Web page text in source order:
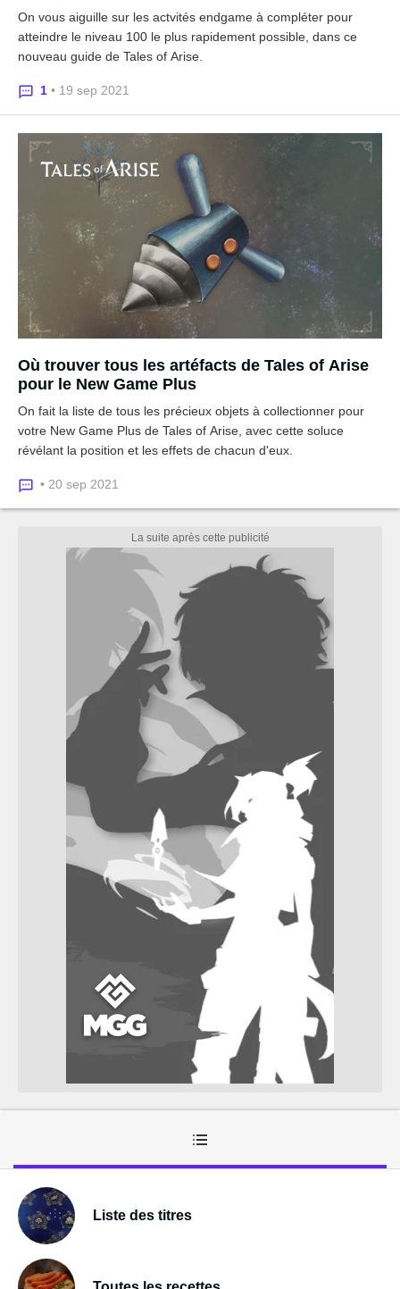
On vous aiguille sur les actvités endgame à compléter pour
atteindre le niveau 100 le plus rapidement possible, dans ce
nouveau guide de Tales of Arise.
1 • 19 sep 2021
Où trouver tous les artéfacts de Tales of Arise
pour le New Game Plus
On fait la liste de tous les précieux objets à collectionner pour
votre New Game Plus de Tales of Arise, avec cette soluce
révélant la position et les effets de chacun d'eux.
• 20 sep 2021
Liste des titres